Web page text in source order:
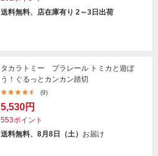
送料無料、店在庫有り 2～3日出荷
タカラトミー プラレール トミカと遊ぼ
う！ぐるっとカンカン踏切
(9)
5,530円
553ポイント
送料無料、8月8日（土） お届け